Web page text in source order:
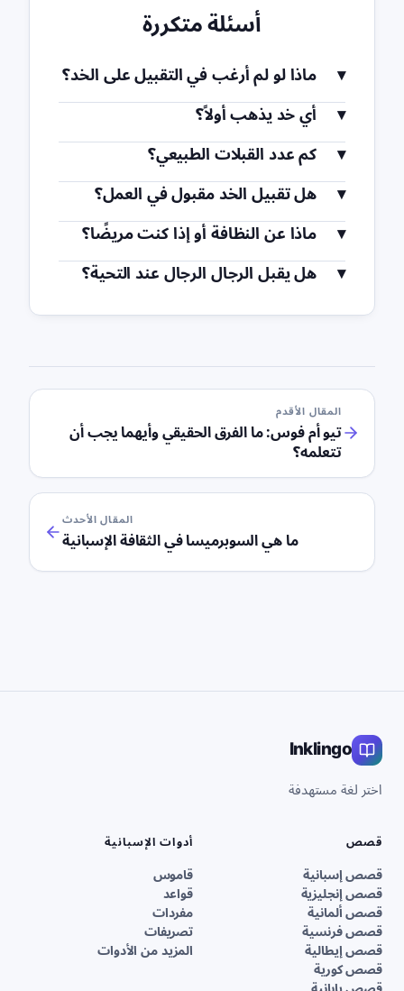
أسئلة متكررة
ماذا لو لم أرغب في التقبيل على الخد؟
أي خد يذهب أولاً؟
كم عدد القبلات الطبيعي؟
هل تقبيل الخد مقبول في العمل؟
ماذا عن النظافة أو إذا كنت مريضًا؟
هل يقبل الرجال الرجال عند التحية؟
المقال الأقدم
تيو أم فوس: ما الفرق الحقيقي وأيهما يجب أن
تتعلمه؟
المقال الأحدث
ما هي السوبرميسا في الثقافة الإسبانية
Inklingo
اختر لغة مستهدفة
قصص
قصص إسبانية
قصص إنجليزية
قصص ألمانية
قصص فرنسية
قصص إيطالية
قصص كورية
أدوات الإسبانية
قاموس
قواعد
مفردات
تصريفات
المزيد من الأدوات